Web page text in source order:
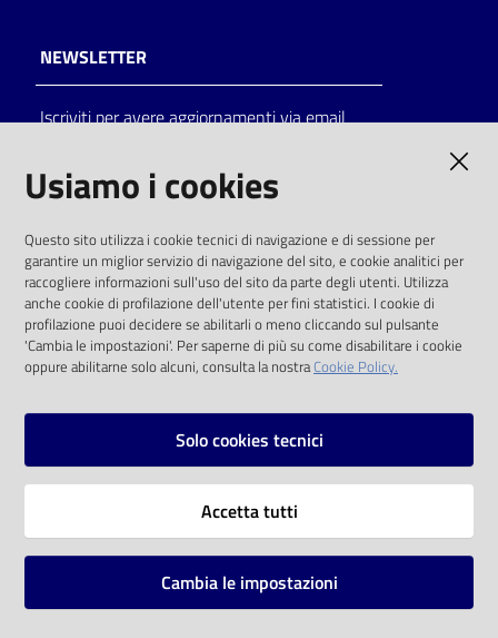
Catalogo
on line
Eventi
Chiedi al
bibliotecario
NEWSLETTER
Iscriviti per avere aggiornamenti via email
solo alle condizioni previste dalla direttiva
comunitaria 2003/98/CE e dal d.lgs. 36/2006
SOCIAL
Instagram
Vai alla pagina
Mappa del sito
Usiamo i cookies
Questo sito utilizza i cookie tecnici di navigazione e di sessione per
garantire un miglior servizio di navigazione del sito, e cookie analitici per
raccogliere informazioni sull'uso del sito da parte degli utenti. Utilizza
anche cookie di profilazione dell'utente per fini statistici. I cookie di
profilazione puoi decidere se abilitarli o meno cliccando sul pulsante
'Cambia le impostazioni'. Per saperne di più su come disabilitare i cookie
oppure abilitarne solo alcuni, consulta la nostraCookie Policy.
Solo cookies tecnici
Accetta tutti
Cambia le impostazioni